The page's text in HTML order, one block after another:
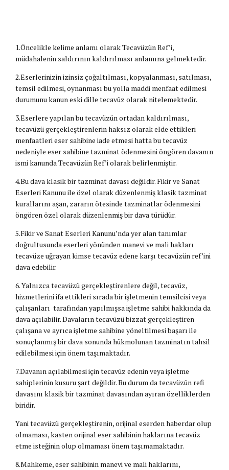
1.Öncelikle kelime anlamı olarak Tecavüzün Ref’i,
müdahalenin saldırının kaldırılması anlamına gelmektedir.
2.Eserlerinizin izinsiz çoğaltılması, kopyalanması, satılması,
temsil edilmesi, oynanması bu yolla maddi menfaat edilmesi
durumunu kanun eski dille tecavüz olarak nitelemektedir.
3.Eserlere yapılan bu tecavüzün ortadan kaldırılması,
tecavüzü gerçekleştirenlerin haksız olarak elde ettikleri
menfaatleri eser sahibine iade etmesi hatta bu tecavüz
nedeniyle eser sahibine tazminat ödenmesini öngören davanın
ismi kanunda Tecavüzün Ref’i olarak belirlenmiştir.
4.Bu dava klasik bir tazminat davası değildir. Fikir ve Sanat
Eserleri Kanunu ile özel olarak düzenlenmiş klasik tazminat
kurallarını aşan, zararın ötesinde tazminatlar ödenmesini
öngören özel olarak düzenlenmiş bir dava türüdür.
5.Fikir ve Sanat Eserleri Kanunu’nda yer alan tanımlar
doğrultusunda eserleri yönünden manevi ve mali hakları
tecavüze uğrayan kimse tecavüz edene karşı tecavüzün ref’ini
dava edebilir.
6. Yalnızca tecavüzü gerçekleştirenlere değil, tecavüz,
hizmetlerini ifa ettikleri sırada bir işletmenin temsilcisi veya
çalışanları tarafından yapılmışsa işletme sahibi hakkında da
dava açılabilir. Davaların tecavüzü bizzat gerçekleştiren
çalışana ve ayrıca işletme sahibine yöneltilmesi başarı ile
sonuçlanmış bir dava sonunda hükmolunan tazminatın tahsil
edilebilmesi için önem taşımaktadır.
7.Davanın açılabilmesi için tecavüz edenin veya işletme
sahiplerinin kusuru şart değildir. Bu durum da tecavüzün refi
davasını klasik bir tazminat davasından ayıran özelliklerden
biridir.
Yani tecavüzü gerçekleştirenin, orijinal eserden haberdar olup
olmaması, kasten orijinal eser sahibinin haklarına tecavüz
etme isteğinin olup olmaması önem taşımamaktadır.
8.Mahkeme, eser sahibinin manevi ve mali haklarını,